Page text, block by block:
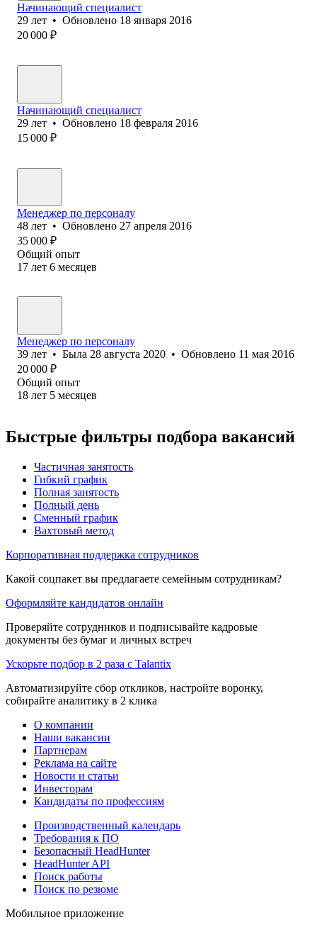
Начинающий специалист
29 лет • Обновлено 18 января 2016
20 000 ₽
Начинающий специалист
29 лет • Обновлено 18 февраля 2016
15 000 ₽
Менеджер по персоналу
48 лет • Обновлено 27 апреля 2016
35 000 ₽
Общий опыт
17 лет 6 месяцев
Менеджер по персоналу
39 лет • Была 28 августа 2020 • Обновлено 11 мая 2016
20 000 ₽
Общий опыт
18 лет 5 месяцев
Быстрые фильтры подбора вакансий
Частичная занятость
Гибкий график
Полная занятость
Полный день
Сменный график
Вахтовый метод
Корпоративная поддержка сотрудников
Какой соцпакет вы предлагаете семейным сотрудникам?
Оформляйте кандидатов онлайн
Проверяйте сотрудников и подписывайте кадровые
документы без бумаг и личных встреч
Ускорьте подбор в 2 раза с Talantix
Автоматизируйте сбор откликов, настройте воронку,
собирайте аналитику в 2 клика
О компании
Наши вакансии
Партнерам
Реклама на сайте
Новости и статьи
Инвесторам
Кандидаты по профессиям
Производственный календарь
Требования к ПО
Безопасный HeadHunter
HeadHunter API
Поиск работы
Поиск по резюме
Мобильное приложение